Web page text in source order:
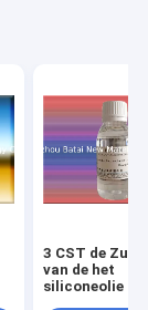
3 CST de
van de het
siliconeolie